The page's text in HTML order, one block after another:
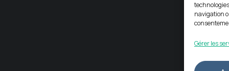
navigation
Gérer les